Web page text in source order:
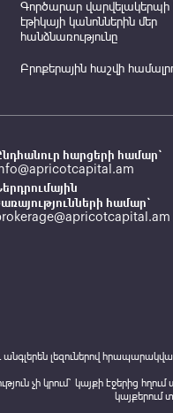
Գործարար վարվելակերպի
էթիկայի կանոններին մեր
հանձնառությունը
Բրոքերային հաշվի
հարցերի համար`
համար`
անգլերեն լեզուներով
չի կրում` կայքի էջերից